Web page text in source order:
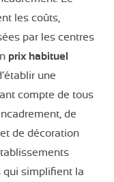
les coûts,
par les centres
prix habituel
une
compte de tous
de
de décoration
qui simplifient la